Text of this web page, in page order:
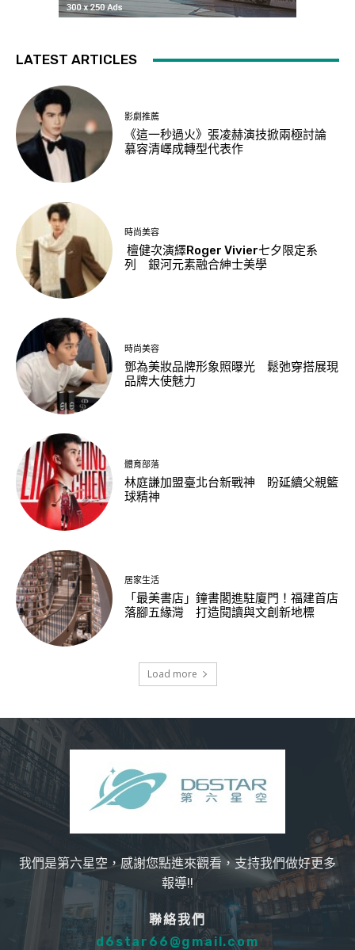
LATEST ARTICLES
影劇推薦
《這一秒過火》張凌赫演技掀兩極討論
慕容清嶧成轉型代表作
時尚美容
檀健次演繹Roger Vivier七夕限定系
列 銀河元素融合紳士美學
時尚美容
鄧為美妝品牌形象照曝光 鬆弛穿搭展現
品牌大使魅力
體育部落
林庭謙加盟臺北台新戰神 盼延續父親籃
球精神
居家生活
「最美書店」鐘書閣進駐廈門！福建首店
落腳五緣灣 打造閱讀與文創新地標
Load more
我們是第六星空，感謝您點進來觀看，支持我們做好更多
報導!!
聯絡我們
d6star66@gmail.com